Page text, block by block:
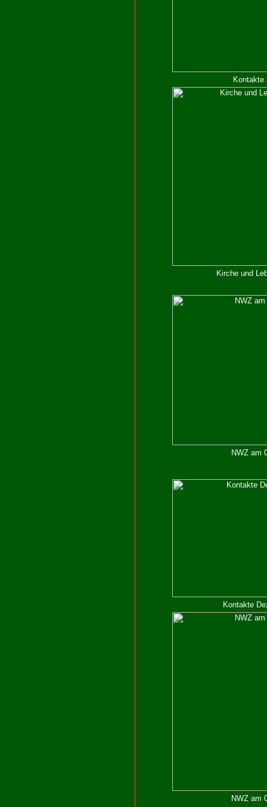
Kontakte
Kirche und
NWZ am
Kontakte
NWZ am